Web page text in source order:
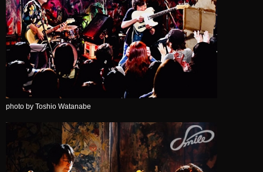
photo by Toshio Watanabe